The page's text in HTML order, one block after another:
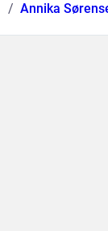
Annika